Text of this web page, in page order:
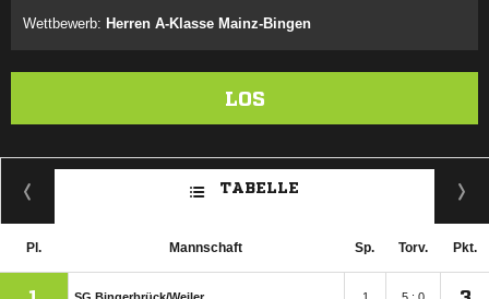
Wettbewerb: Herren A-Klasse Mainz-Bingen
LOS
TABELLE
Pl. Mannschaft Sp. Torv. Pkt.